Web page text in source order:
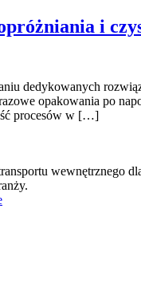
i
dedykowanych
opakowania po
procesów w […]
wewnętrznego